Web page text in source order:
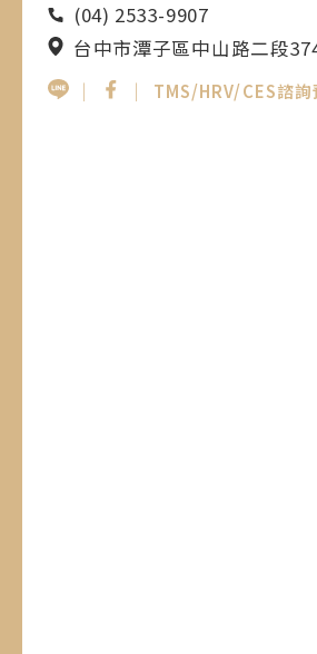
(04) 2533-9907
台中市潭子區中山路二段
｜
｜ TMS/HRV/CES諮詢